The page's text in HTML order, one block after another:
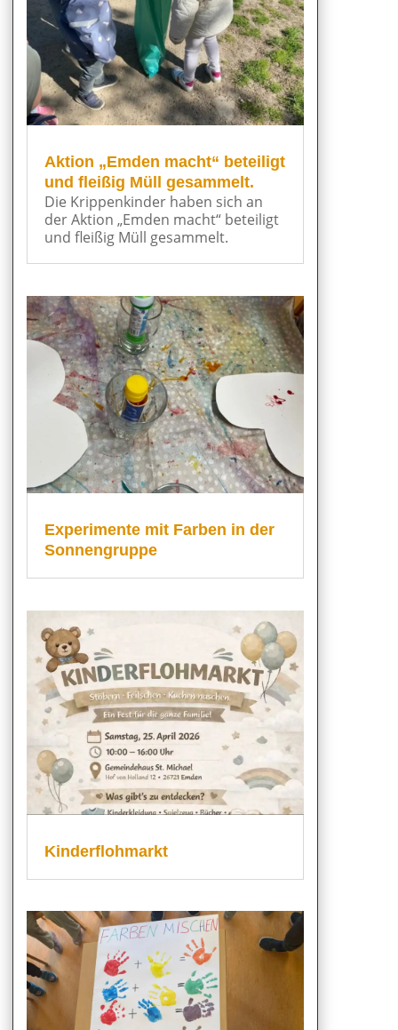
Aktion „Emden macht“ beteiligt
und fleißig Müll gesammelt.
Die Krippenkinder haben sich an
der Aktion „Emden macht“ beteiligt
und fleißig Müll gesammelt.
Experimente mit Farben in der
Sonnengruppe
Kinderflohmarkt